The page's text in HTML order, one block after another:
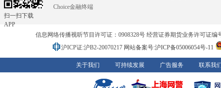
扫一扫下载
APP
Choice金融终端
信息网络传播视听节目许可证：0908328号 经营证券期货业务许可证编
沪ICP证:沪B2-20070217 网站备案号:沪ICP备05006054号-11
关于我们 可持续发展 广告服务 联系我